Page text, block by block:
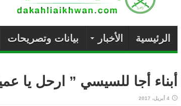
الرئيسية الأخبار بيانات وتصريحات
أبناء أجا للسيسي ” ارحل يا
4 أبريل، 2017